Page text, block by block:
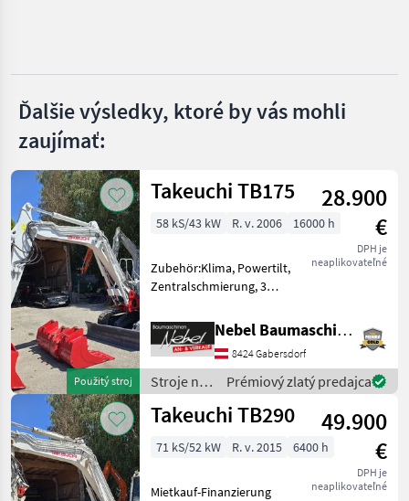
Ďalšie výsledky, ktoré by vás mohli
zaujímať:
Použitý stroj
Takeuchi TB175
28.900
€
DPH je
neaplikovateľné
58 kS/43 kW R. v. 2006 16000 h
Zubehör:Klima, Powertilt,
Zentralschmierung, 3
900mm, 1Böschungslöffel
1500mm.Hydraulikpumpe
vor 1000Std.erneuert.
Palivo: Stroje na stavbu
mini b
Nebel Baumaschinen
8424 Gabersdorf
Stroje na
stavbu /
Takeuchi
Prémiový zlatý predajca
Takeuchi TB290
49.900
€
DPH je
neaplikovateľné
71 kS/52 kW R. v. 2015 6400 h
Mietkauf-Finanzierung